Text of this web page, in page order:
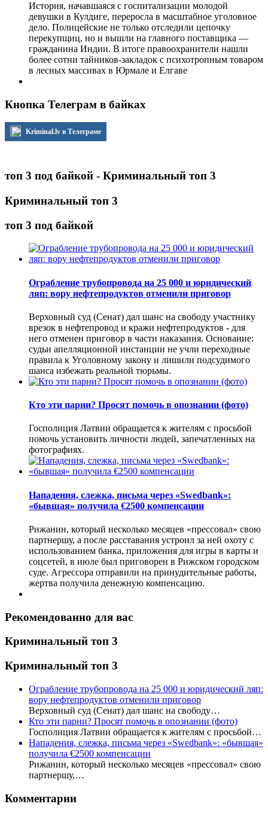
История, начавшаяся с госпитализации молодой
девушки в Кулдиге, переросла в масштабное уголовное
дело. Полицейские не только отследили цепочку
перекупщиц, но и вышли на главного поставщика —
гражданина Индии. В итоге правоохранители нашли
более сотни тайников-закладок с психотропным товаром
в лесных массивах в Юрмале и Елгаве
Кнопка Телеграм в байках
Kriminal.lv в Телеграме
топ 3 под байкой - Криминальный топ 3
Криминальный топ 3
топ 3 под байкой
Ограбление трубопровода на 25 000 и юридический
ляп: вору нефтепродуктов отменили приговор
Верховный суд (Сенат) дал шанс на свободу участнику
врезок в нефтепровод и кражи нефтепродуктов - для
него отменен приговор в части наказания. Основание:
судьи апелляционной инстанции не учли переходные
правила к Уголовному закону и лишили подсудимого
шанса избежать реальной тюрьмы.
Кто эти парни? Просят помочь в опознании (фото)
Госполиция Латвии обращается к жителям с просьбой
помочь установить личности людей, запечатленных на
фотографиях.
Нападения, слежка, письма через «Swedbank»:
«бывшая» получила €2500 компенсации
Рижанин, который несколько месяцев «прессовал» свою
партнершу, а после расставания устроил за ней охоту с
использованием банка, приложения для игры в карты и
соцсетей, в июле был приговорен в Рижском городском
суде. Агрессора отправили на принудительные работы,
жертва получила денежную компенсацию.
Рекомендованно для вас
Криминальный топ 3
Криминальный топ 3
Ограбление трубопровода на 25 000 и юридический ляп:
вору нефтепродуктов отменили приговор
Верховный суд (Сенат) дал шанс на свободу…
Кто эти парни? Просят помочь в опознании (фото)
Госполиция Латвии обращается к жителям с просьбой…
Нападения, слежка, письма через «Swedbank»: «бывшая»
получила €2500 компенсации
Рижанин, который несколько месяцев «прессовал» свою
партнершу,…
Комментарии